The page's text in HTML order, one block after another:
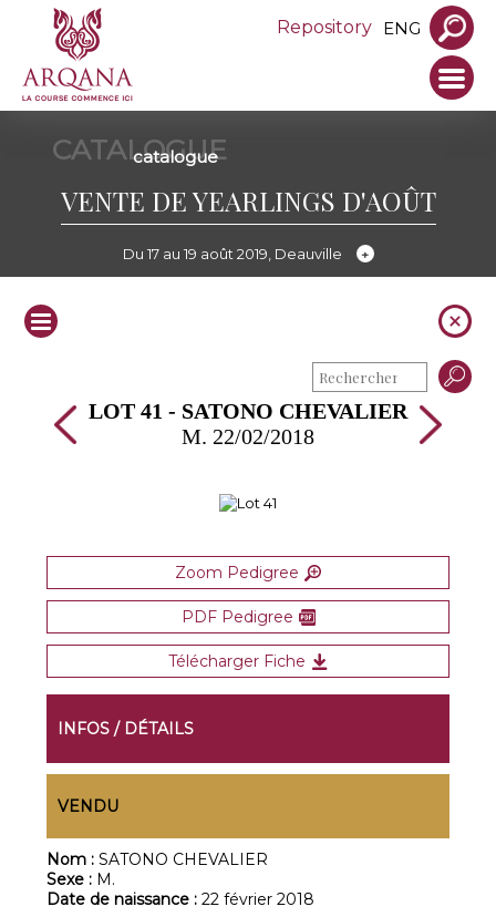
Repository ENG
CATALOGUE
catalogue
VENTE DE YEARLINGS D'AOÛT
Du 17 au 19 août 2019, Deauville
LOT 41 - SATONO CHEVALIER
M. 22/02/2018
Zoom Pedigree
PDF Pedigree
Télécharger Fiche
INFOS / DÉTAILS
VENDU
Nom :SATONO CHEVALIER
Sexe : M.
Date de naissance :22 février 2018